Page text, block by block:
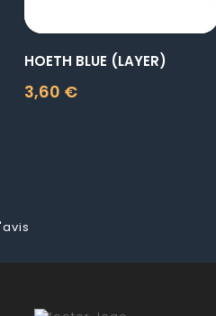
HOETH BLUE (LAYER)
3,60 €
Prix